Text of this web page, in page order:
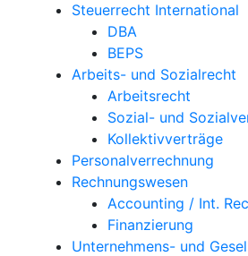
Steuerrecht International
DBA
BEPS
Arbeits- und Sozialrecht
Arbeitsrecht
Sozial- und
Kollektivverträge
Personalverrechnung
Rechnungswesen
Accounting / Int.
Finanzierung
Unternehmens- und